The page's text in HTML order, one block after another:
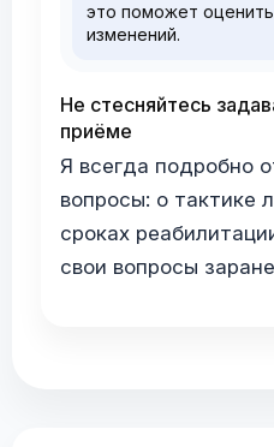
это поможет
изменений.
Не стесняйтесь
приёме
Я всегда подробно
вопросы: о тактике
сроках
свои вопросы